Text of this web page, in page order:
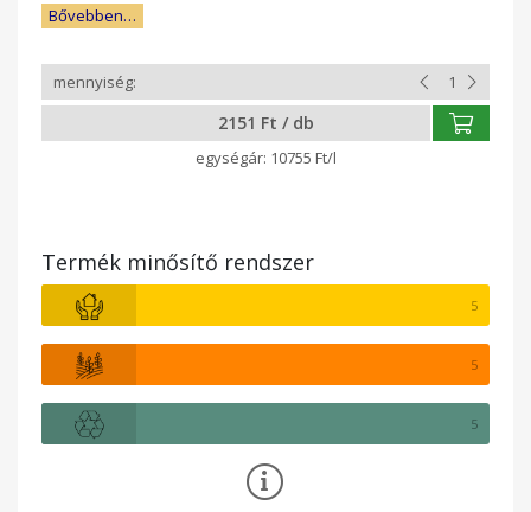
Bővebben…
2151 Ft / db
10755 Ft/l
Termék minősítő rendszer
5
5
5